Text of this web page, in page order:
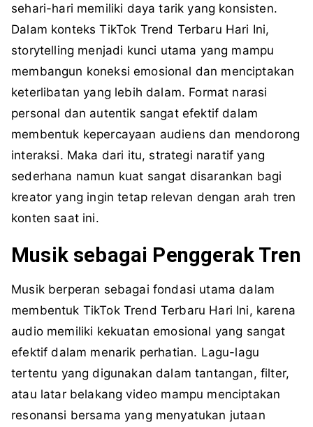
sehari-hari memiliki daya tarik yang konsisten.
Dalam konteks TikTok Trend Terbaru Hari Ini,
storytelling menjadi kunci utama yang mampu
membangun koneksi emosional dan menciptakan
keterlibatan yang lebih dalam. Format narasi
personal dan autentik sangat efektif dalam
membentuk kepercayaan audiens dan mendorong
interaksi. Maka dari itu, strategi naratif yang
sederhana namun kuat sangat disarankan bagi
kreator yang ingin tetap relevan dengan arah tren
konten saat ini.
Musik sebagai Penggerak Tren
Musik berperan sebagai fondasi utama dalam
membentuk TikTok Trend Terbaru Hari Ini, karena
audio memiliki kekuatan emosional yang sangat
efektif dalam menarik perhatian. Lagu-lagu
tertentu yang digunakan dalam tantangan, filter,
atau latar belakang video mampu menciptakan
resonansi bersama yang menyatukan jutaan